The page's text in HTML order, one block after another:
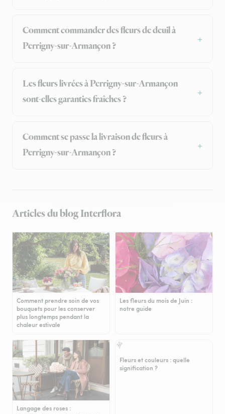
Comment commander des fleurs de deuil à
Perrigny-sur-Armançon ?
Les fleurs livrées à Perrigny-sur-Armançon
sont-elles garanties fraîches ?
Comment se passe la livraison de fleurs à
Perrigny-sur-Armançon ?
Articles du blog Interflora
Comment prendre soin de vos
bouquets pour les conserver
plus longtemps pendant la
chaleur estivale
Les fleurs du mois de Juin :
notre guide
Langage des roses :
Fleurs et couleurs : quelle
signification ?